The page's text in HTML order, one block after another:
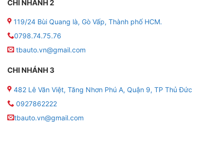
CHI NHÁNH 2
119/24 Bùi Quang là, Gò Vấp, Thành phố HCM.
0798.74.75.76
tbauto.vn@gmail.com
CHI NHÁNH 3
482 Lê Văn Việt, Tăng Nhơn Phú A, Quận 9, TP Thủ Đức
0927862222
tbauto.vn@gmail.com